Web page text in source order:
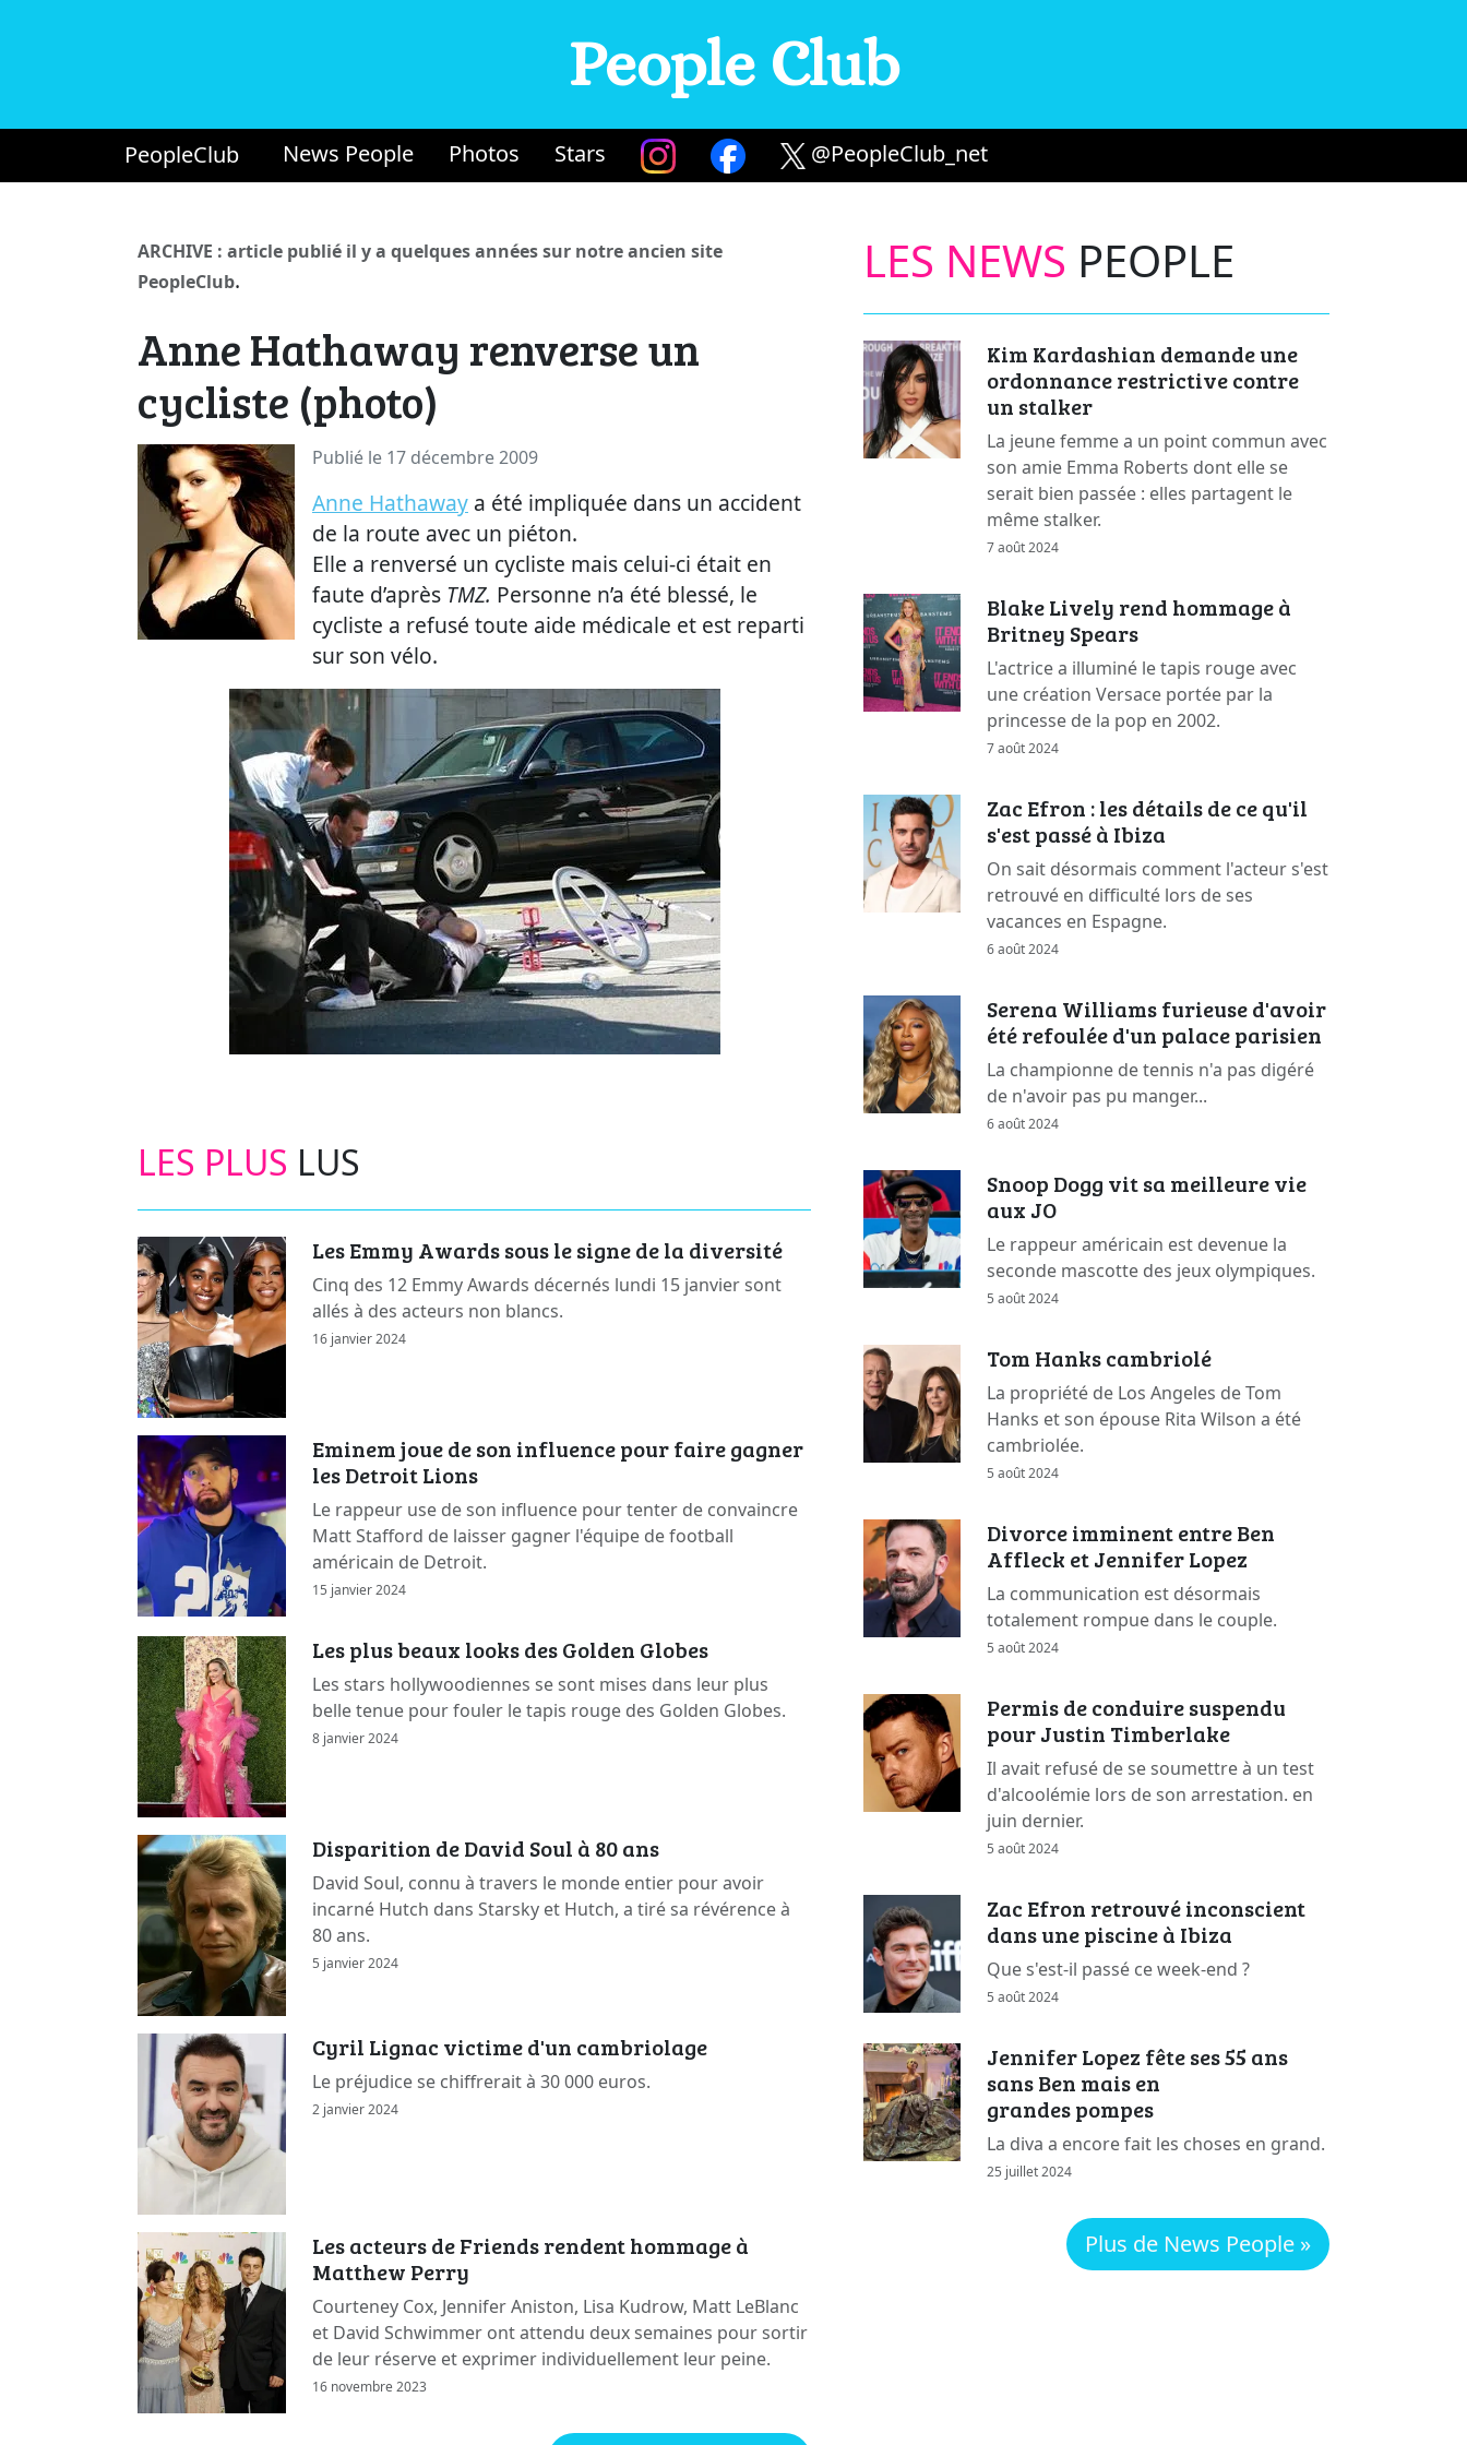
People Club
PeopleClub News People Photos Stars @PeopleClub_net
ARCHIVE : article publié il y a quelques années sur notre ancien site
PeopleClub.
Anne Hathaway renverse un
cycliste (photo)
Publié le 17 décembre 2009
Anne Hathaway a été impliquée dans un accident
de la route avec un piéton.
Elle a renversé un cycliste mais celui-ci était en
faute d’après TMZ. Personne n’a été blessé, le
cycliste a refusé toute aide médicale et est reparti
sur son vélo.
LES PLUS LUS
Les Emmy Awards sous le signe de la diversité
Cinq des 12 Emmy Awards décernés lundi 15 janvier sont
allés à des acteurs non blancs.
16 janvier 2024
Eminem joue de son influence pour faire gagner
les Detroit Lions
Le rappeur use de son influence pour tenter de convaincre
Matt Stafford de laisser gagner l'équipe de football
américain de Detroit.
15 janvier 2024
Les plus beaux looks des Golden Globes
Les stars hollywoodiennes se sont mises dans leur plus
belle tenue pour fouler le tapis rouge des Golden Globes.
8 janvier 2024
Disparition de David Soul à 80 ans
David Soul, connu à travers le monde entier pour avoir
incarné Hutch dans Starsky et Hutch, a tiré sa révérence à
80 ans.
5 janvier 2024
Cyril Lignac victime d'un cambriolage
Le préjudice se chiffrerait à 30 000 euros.
2 janvier 2024
Les acteurs de Friends rendent hommage à
Matthew Perry
Courteney Cox, Jennifer Aniston, Lisa Kudrow, Matt LeBlanc
et David Schwimmer ont attendu deux semaines pour sortir
de leur réserve et exprimer individuellement leur peine.
16 novembre 2023
LES NEWS PEOPLE
Kim Kardashian demande une
ordonnance restrictive contre
un stalker
La jeune femme a un point commun avec
son amie Emma Roberts dont elle se
serait bien passée : elles partagent le
même stalker.
7 août 2024
Blake Lively rend hommage à
Britney Spears
L'actrice a illuminé le tapis rouge avec
une création Versace portée par la
princesse de la pop en 2002.
7 août 2024
Zac Efron : les détails de ce qu'il
s'est passé à Ibiza
On sait désormais comment l'acteur s'est
retrouvé en difficulté lors de ses
vacances en Espagne.
6 août 2024
Serena Williams furieuse d'avoir
été refoulée d'un palace parisien
La championne de tennis n'a pas digéré
de n'avoir pas pu manger...
6 août 2024
Snoop Dogg vit sa meilleure vie
aux JO
Le rappeur américain est devenue la
seconde mascotte des jeux olympiques.
5 août 2024
Tom Hanks cambriolé
La propriété de Los Angeles de Tom
Hanks et son épouse Rita Wilson a été
cambriolée.
5 août 2024
Divorce imminent entre Ben
Affleck et Jennifer Lopez
La communication est désormais
totalement rompue dans le couple.
5 août 2024
Permis de conduire suspendu
pour Justin Timberlake
Il avait refusé de se soumettre à un test
d'alcoolémie lors de son arrestation. en
juin dernier.
5 août 2024
Zac Efron retrouvé inconscient
dans une piscine à Ibiza
Que s'est-il passé ce week-end ?
5 août 2024
Jennifer Lopez fête ses 55 ans
sans Ben mais en
grandes pompes
La diva a encore fait les choses en grand.
25 juillet 2024
Plus de News People »